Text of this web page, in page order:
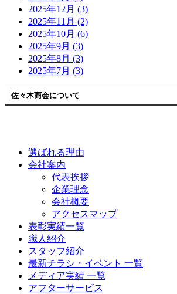
2025年12月 (3)
2025年11月 (2)
2025年10月 (6)
2025年9月 (3)
2025年8月 (3)
2025年7月 (3)
佐々木商会について
選ばれる理由
会社案内
代表挨拶
企業理念
会社概要
アクセスマップ
表彰実績一覧
職人紹介
スタッフ紹介
最新チラシ・イベント 一覧
メディア実績 一覧
アフターサービス